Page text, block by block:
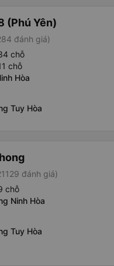
(Phú Yên)
đánh giá)
chỗ
chỗ
Hòa
Tuy Hòa
đánh giá)
chỗ
Ninh Hòa
Tuy Hòa